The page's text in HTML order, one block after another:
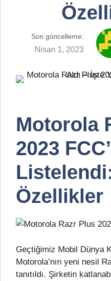
Son güncelleme:
Nisan 1, 2023
Motorola
2023
Özellikler
Geçtiğimiz Mobil Dünya
Motorola’nın yeni nesil
tanıtıldı. Şirketin